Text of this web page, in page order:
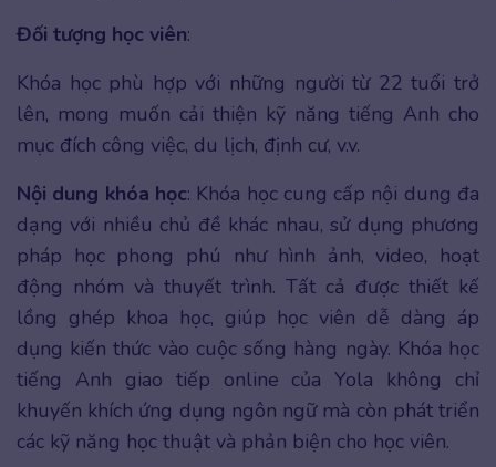
Đối tượng học viên:
Khóa học phù hợp với những người từ 22 tuổi trở
lên, mong muốn cải thiện kỹ năng tiếng Anh cho
mục đích công việc, du lịch, định cư, v.v.
Nội dung khóa học: Khóa học cung cấp nội dung đa
dạng với nhiều chủ đề khác nhau, sử dụng phương
pháp học phong phú như hình ảnh, video, hoạt
động nhóm và thuyết trình. Tất cả được thiết kế
lồng ghép khoa học, giúp học viên dễ dàng áp
dụng kiến thức vào cuộc sống hàng ngày. Khóa học
tiếng Anh giao tiếp online của Yola không chỉ
khuyến khích ứng dụng ngôn ngữ mà còn phát triển
các kỹ năng học thuật và phản biện cho học viên.